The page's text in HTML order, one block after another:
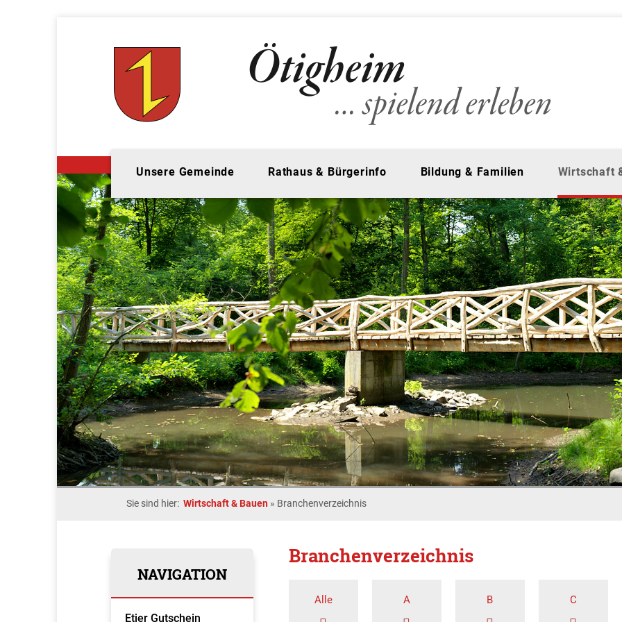
Unsere Gemeinde Rathaus & Bürgerinfo Bildung & Familien Wirtschaft
Sie sind hier: Wirtschaft & Bauen » Branchenverzeichnis
NAVIGATION
Etjer Gutschein
Branchenverzeichnis
Alle A B C